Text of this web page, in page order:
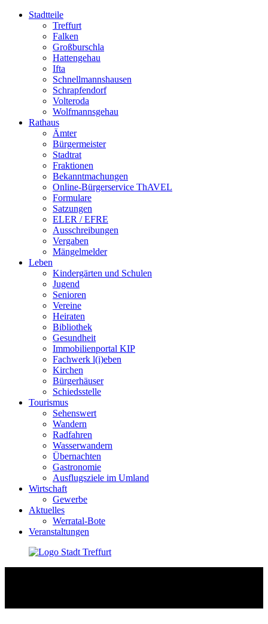
Stadtteile
Treffurt
Falken
Großburschla
Hattengehau
Ifta
Schnellmannshausen
Schrapfendorf
Volteroda
Wolfmannsgehau
Rathaus
Ämter
Bürgermeister
Stadtrat
Fraktionen
Bekanntmachungen
Online-Bürgerservice ThAVEL
Formulare
Satzungen
ELER / EFRE
Ausschreibungen
Vergaben
Mängelmelder
Leben
Kindergärten und Schulen
Jugend
Senioren
Vereine
Heiraten
Bibliothek
Gesundheit
Immobilienportal KIP
Fachwerk l(i)eben
Kirchen
Bürgerhäuser
Schiedsstelle
Tourismus
Sehenswert
Wandern
Radfahren
Wasserwandern
Übernachten
Gastronomie
Ausflugsziele im Umland
Wirtschaft
Gewerbe
Aktuelles
Werratal-Bote
Veranstaltungen